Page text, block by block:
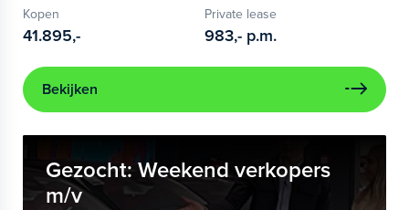
Kopen
41.895,-
Private lease
983,- p.m.
Bekijken
Gezocht: Weekend verkopers
m/v